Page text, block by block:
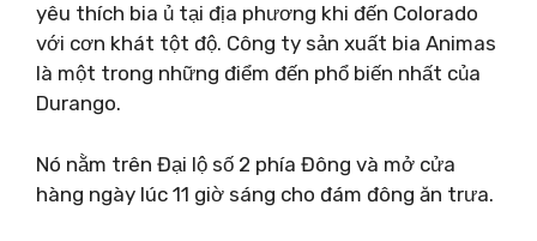
yêu thích bia ủ tại địa phương khi đến Colorado
với cơn khát tột độ. Công ty sản xuất bia Animas
là một trong những điểm đến phổ biến nhất của
Durango.
Nó nằm trên Đại lộ số 2 phía Đông và mở cửa
hàng ngày lúc 11 giờ sáng cho đám đông ăn trưa.